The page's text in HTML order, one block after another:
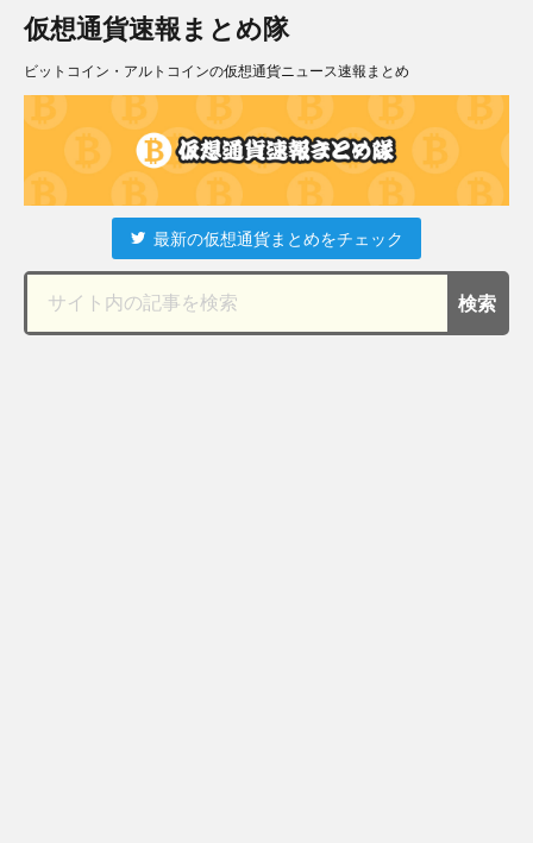
仮想通貨速報まとめ隊
ビットコイン・アルトコインの仮想通貨ニュース速報まとめ
最新の仮想通貨まとめをチェック